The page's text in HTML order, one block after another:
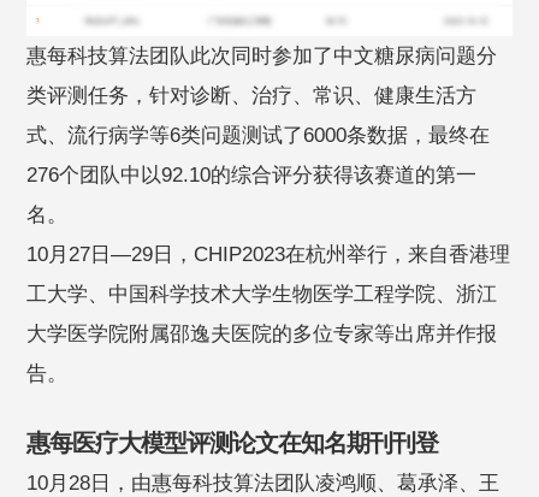
惠每科技算法团队此次同时参加了中文糖尿病问题分
类评测任务，针对诊断、治疗、常识、健康生活方
式、流行病学等6类问题测试了6000条数据，最终在
276个团队中以92.10的综合评分获得该赛道的第一
名。
10月27日—29日，CHIP2023在杭州举行，来自香港理
工大学、中国科学技术大学生物医学工程学院、浙江
大学医学院附属邵逸夫医院的多位专家等出席并作报
告。
惠每医疗大模型评测论文在知名期刊刊登
10月28日，由惠每科技算法团队凌鸿顺、葛承泽、王